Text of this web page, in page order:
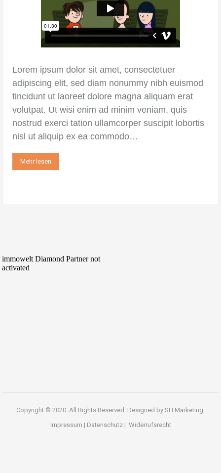
Lorem ipsum dolor sit amet, consectetuer
adipiscing elit, sed diam nonummy nibh euismod
tincidunt ut laoreet dolore magna aliquam erat
volutpat. Ut wisi enim ad minim veniam, quis
nostrud exerci tation ullamcorper suscipit lobortis
nisl ut aliquip ex ea commodo…
Mehr lesen
Copyright © 2020. All Rights Reserved. Designed by SH Marketing.
Impressum | Datenschutz| Widerrufsrecht